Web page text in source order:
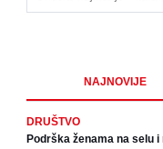
NAJNOVIJE
DRUŠTVO
Podrška ženama na selu